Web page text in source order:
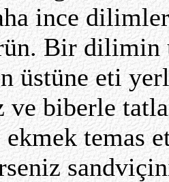
ince
Bir dilimin
üstüne eti
ve biberle
temas